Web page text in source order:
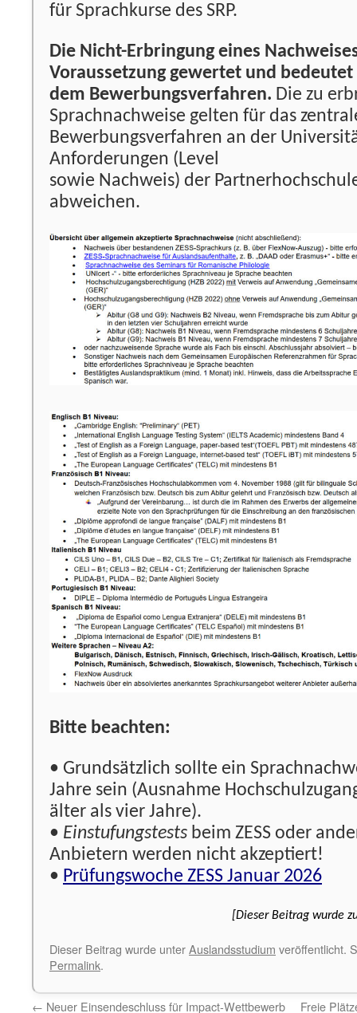
für Sprachkurse des SRP.
Die Nicht-Erbringung eines
Voraussetzung gewertet und bedeutet
dem Bewerbungsverfahren. Die zu
Sprachnachweise gelten für das
Bewerbungsverfahren an der
Anforderungen (Level
sowie Nachweis) der
abweichen.
Bitte beachten:
• Grundsätzlich sollte ein
Jahre sein (Ausnahme
älter als vier Jahre).
• Einstufungstests beim ZESS oder
Anbietern werden nicht akzeptiert!
• Prüfungswoche ZESS Januar 2026
[Dieser Beitrag wurde
Dieser Beitrag wurde unterAuslandsstudium veröffentlicht.
Permalink.
← Neuer Einsendeschluss für Impact-Wettbewerb Freie